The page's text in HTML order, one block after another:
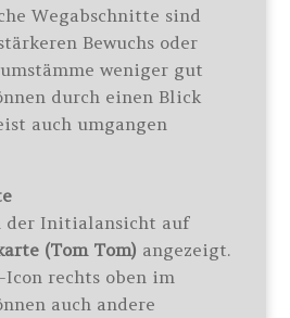
Wegabschnitte sind
Bewuchs oder
weniger gut
durch einen Blick
auch umgangen
der Initialansicht auf
(Tom Tom) angezeigt.
rechts oben im
auch andere